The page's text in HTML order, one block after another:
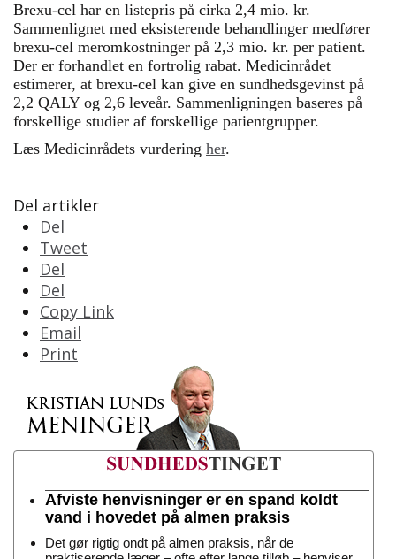
Brexu-cel har en listepris på cirka 2,4 mio. kr.
Sammenlignet med eksisterende behandlinger medfører
brexu-cel meromkostninger på 2,3 mio. kr. per patient.
Der er forhandlet en fortrolig rabat. Medicinrådet
estimerer, at brexu-cel kan give en sundhedsgevinst på
2,2 QALY og 2,6 leveår. Sammenligningen baseres på
forskellige studier af forskellige patientgrupper.
Læs Medicinrådets vurdering her.
Del artikler
Del
Tweet
Del
Del
Copy Link
Email
Print
Afviste henvisninger er en spand koldt
vand i hovedet på almen praksis
Det gør rigtig ondt på almen praksis, når de